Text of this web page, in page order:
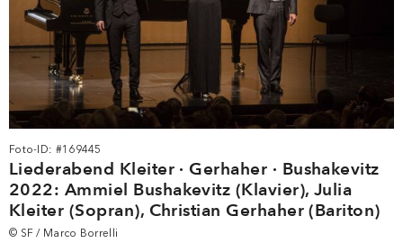
Foto-ID: #169445
Liederabend Kleiter · Gerhaher · Bushakevitz
2022: Ammiel Bushakevitz (Klavier), Julia
Kleiter (Sopran), Christian Gerhaher (Bariton)
© SF / Marco Borrelli